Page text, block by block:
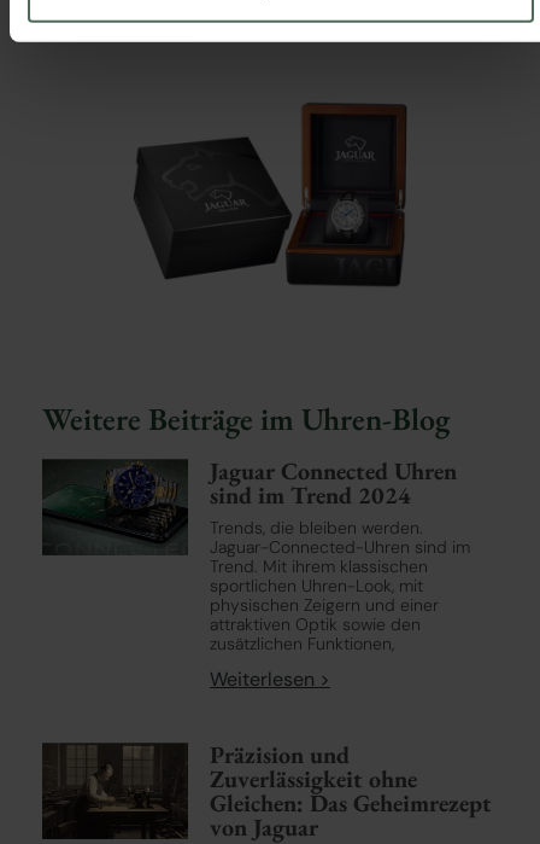
Find out more about how your personal data is processed
We use cookies to personalise content and ads, to provide
social media features and to analyse our traffic. We also
share information about your use of our site with our social
media, advertising and analytics partners who may combine
it with other information that you’ve provided to them or that
they’ve collected from your use of their services.
Weitere Beiträge im Uhren-Blog
Jaguar Connected Uhren
sind im Trend 2024
Trends, die bleiben werden.
Jaguar-Connected-Uhren sind im
Trend. Mit ihrem klassischen
sportlichen Uhren-Look, mit
physischen Zeigern und einer
attraktiven Optik sowie den
zusätzlichen Funktionen,
Weiterlesen >
Präzision und
Zuverlässigkeit ohne
Gleichen: Das Geheimrezept
von Jaguar